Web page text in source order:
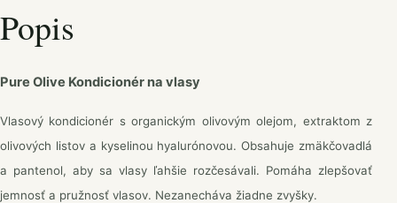
Popis
Pure Olive Kondicionér na vlasy
Vlasový kondicionér s organickým olivovým olejom, extraktom z
olivových listov a kyselinou hyalurónovou. Obsahuje zmäkčovadlá
a pantenol, aby sa vlasy ľahšie rozčesávali. Pomáha zlepšovať
jemnosť a pružnosť vlasov. Nezanecháva žiadne zvyšky.